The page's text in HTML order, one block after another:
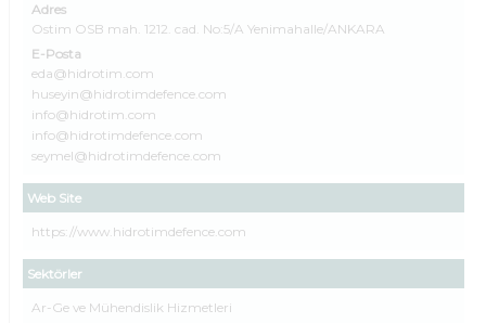
Adres
Ostim OSB mah. 1212. cad. No:5/A Yenimahalle/ANKARA
E-Posta
eda@hidrotim.com
huseyin@hidrotimdefence.com
info@hidrotim.com
info@hidrotimdefence.com
seymel@hidrotimdefence.com
Web Site
https://www.hidrotimdefence.com
Sektörler
Ar-Ge ve Mühendislik Hizmetleri